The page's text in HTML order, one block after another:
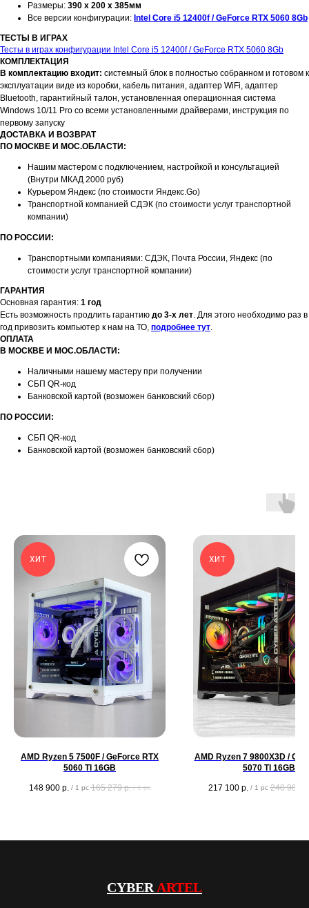
Размеры: 390 x 200 x 385мм
Все версии конфигурации: Intel Core i5 12400f / GeForce RTX 5060 8Gb
ТЕСТЫ В ИГРАХ
Тесты в играх конфигурации Intel Core i5 12400f / GeForce RTX 5060 8Gb
КОМПЛЕКТАЦИЯ
В комплектацию входит: системный блок в полностью собранном и готовом к
эксплуатации виде из коробки, кабель питания, адаптер WiFi, адаптер
Bluetooth, гарантийный талон, установленная операционная система
Windows 10/11 Pro со всеми установленными драйверами, инструкция по
первому запуску
ДОСТАВКА И ВОЗВРАТ
ПО МОСКВЕ И МОС.ОБЛАСТИ:
Нашим мастером с подключением, настройкой и консультацией
(Внутри МКАД 2000 руб)
Курьером Яндекс (по стоимости Яндекс.Go)
Транспортной компанией СДЭК (по стоимости услуг транспортной
компании)
ПО РОССИИ:
Транспортными компаниями: СДЭК, Почта России, Яндекс (по
стоимости услуг транспортной компании)
ГАРАНТИЯ
Основная гарантия: 1 год
Есть возможность продлить гарантию до 3-х лет. Для этого необходимо раз в
год привозить компьютер к нам на ТО, подробнее тут.
ОПЛАТА
В МОСКВЕ И МОС.ОБЛАСТИ:
Наличными нашему мастеру при получении
СБП QR-код
Банковской картой (возможен банковский сбор)
ПО РОССИИ:
СБП QR-код
Банковской картой (возможен банковский сбор)
ХИТ
AMD Ryzen 5 7500F / GeForce RTX
5060 TI 16GB
148 900 р. / 1 pc 165 279 р. / 1 pc
ХИТ
AMD Ryzen 7 9800X3D /
5070 TI 16GB
217 100 р. / 1 pc 240 981
CYBER ARTEL